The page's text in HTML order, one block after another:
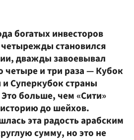
богатых инвесторов
четырежды становился
дважды завоевывал
четыре и три раза — Кубок
и Суперкубок страны
больше, чем «Сити»
до шейхов.
эта радость арабским
сумму, но это не